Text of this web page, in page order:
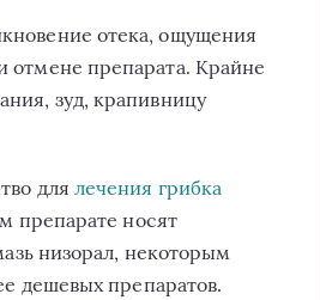
отека, ощущения
препарата. Крайне
зуд, крапивницу
для лечения грибка
препарате носят
низорал, некоторым
дешевых препаратов.